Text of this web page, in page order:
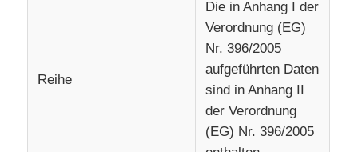
FPGA-Feldprogrammierbares Torarray
Reihe
Die in Anhang I der
Verordnung (EG)
Nr. 396/2005
aufgeführten Daten
sind in Anhang II
der Verordnung
(EG) Nr. 396/2005